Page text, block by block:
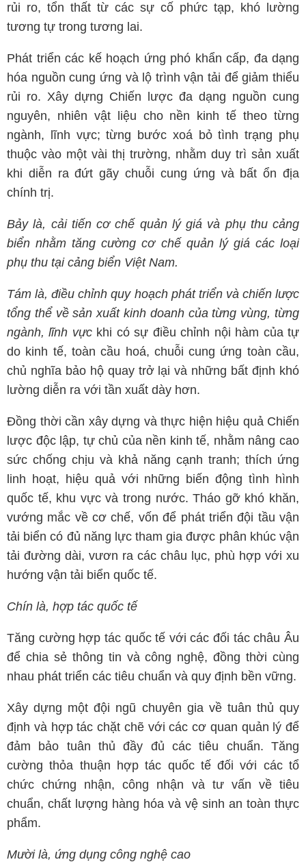
rủi ro, tổn thất từ các sự cố phức tạp, khó lường
tương tự trong tương lai.
Phát triển các kế hoạch ứng phó khẩn cấp, đa dạng
hóa nguồn cung ứng và lộ trình vận tải để giảm thiểu
rủi ro. Xây dựng Chiến lược đa dạng nguồn cung
nguyên, nhiên vật liệu cho nền kinh tế theo từng
ngành, lĩnh vực; từng bước xoá bỏ tình trạng phụ
thuộc vào một vài thị trường, nhằm duy trì sản xuất
khi diễn ra đứt gãy chuỗi cung ứng và bất ổn địa
chính trị.
Bảy là, cải tiến cơ chế quản lý giá và phụ thu cảng
biển nhằm tăng cường cơ chế quản lý giá các loại
phụ thu tại cảng biển Việt Nam.
Tám là, điều chỉnh quy hoạch phát triển và chiến lược
tổng thể về sản xuất kinh doanh của từng vùng, từng
ngành, lĩnh vực khi có sự điều chỉnh nội hàm của tự
do kinh tế, toàn cầu hoá, chuỗi cung ứng toàn cầu,
chủ nghĩa bảo hộ quay trở lại và những bất định khó
lường diễn ra với tần xuất dày hơn.
Đồng thời cần xây dựng và thực hiện hiệu quả Chiến
lược độc lập, tự chủ của nền kinh tế, nhằm nâng cao
sức chống chịu và khả năng cạnh tranh; thích ứng
linh hoạt, hiệu quả với những biến động tình hình
quốc tế, khu vực và trong nước. Tháo gỡ khó khăn,
vướng mắc về cơ chế, vốn để phát triển đội tầu vận
tải biển có đủ năng lực tham gia được phân khúc vận
tải đường dài, vươn ra các châu lục, phù hợp với xu
hướng vận tải biển quốc tế.
Chín là, hợp tác quốc tế
Tăng cường hợp tác quốc tế với các đối tác châu Âu
để chia sẻ thông tin và công nghệ, đồng thời cùng
nhau phát triển các tiêu chuẩn và quy định bền vững.
Xây dựng một đội ngũ chuyên gia về tuân thủ quy
định và hợp tác chặt chẽ với các cơ quan quản lý để
đảm bảo tuân thủ đầy đủ các tiêu chuẩn. Tăng
cường thỏa thuận hợp tác quốc tế đối với các tổ
chức chứng nhận, công nhận và tư vấn về tiêu
chuẩn, chất lượng hàng hóa và vệ sinh an toàn thực
phẩm.
Mười là, ứng dụng công nghệ cao